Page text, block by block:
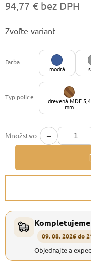
94,77 € bez DPH
cena:
Zvoľte variant
Farba
modrá
Typ police drevená MDF 5,4
mm
Množstvo −
09. 08. 2026 do
Objednajte a